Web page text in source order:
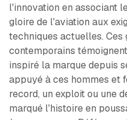
l'innovation en associant
gloire de l'aviation aux
techniques actuelles.
contemporains
inspiré la marque depuis
appuyé à ces hommes et
record, un exploit ou une
marqué l'histoire en